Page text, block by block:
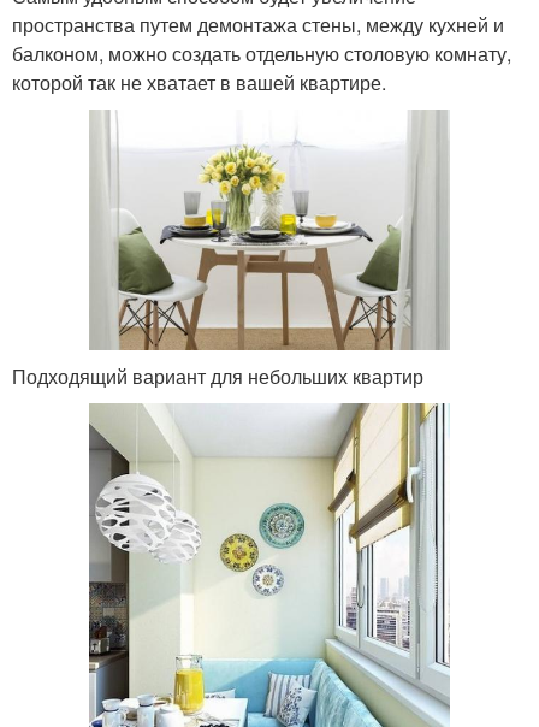
пространства путем демонтажа стены, между кухней и
балконом, можно создать отдельную столовую комнату,
которой так не хватает в вашей квартире.
Подходящий вариант для небольших квартир